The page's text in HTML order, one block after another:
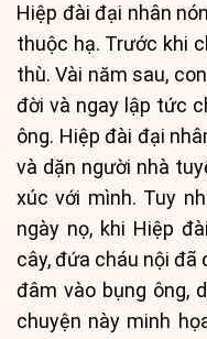
Hiệp đài đại nhân
thuộc hạ. Trước khi
thù. Vài năm sau,
đời và ngay lập tức
ông. Hiệp đài đại
và dặn người nhà
xúc với mình. Tuy
ngày nọ, khi Hiệp
cây, đứa cháu nội đã
đâm vào bụng ông,
chuyện này minh